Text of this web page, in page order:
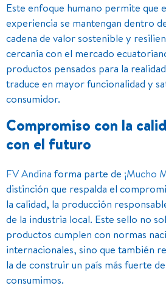
Este enfoque humano permite que
experiencia se mantengan dentro
cadena de valor sostenible y
cercanía con el mercado
productos pensados para la
traduce en mayor funcionalidad y
consumidor.
Compromiso con la
con el futuro
FV Andina forma parte de ¡Mucho
distinción que respalda el
la calidad, la producción
de la industria local. Este sello no
productos cumplen con normas
internacionales, sino que también
la de construir un país más fuerte
consumimos.